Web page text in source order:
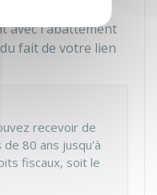
avec l'abattement
fait de votre lien
recevoir de
de 80 ans jusqu'à
fiscaux, soit le